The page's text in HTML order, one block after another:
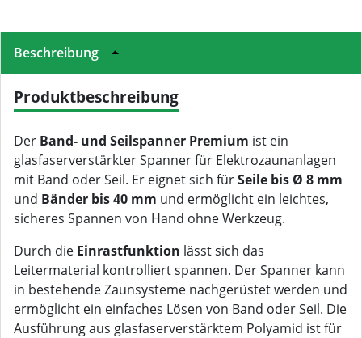
Beschreibung
Produktbeschreibung
Der Band- und Seilspanner Premium ist ein
glasfaserverstärkter Spanner für Elektrozaunanlagen
mit Band oder Seil. Er eignet sich fürSeile bis Ø 8 mm
und Bänder bis 40 mm und ermöglicht ein leichtes,
sicheres Spannen von Hand ohne Werkzeug.
Durch die Einrastfunktion lässt sich das
Leitermaterial kontrolliert spannen. Der Spanner kann
in bestehende Zaunsysteme nachgerüstet werden und
ermöglicht ein einfaches Lösen von Band oder Seil. Die
Ausführung aus glasfaserverstärktem Polyamid ist für